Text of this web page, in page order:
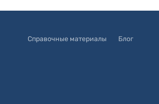
Справочные материалы Блог